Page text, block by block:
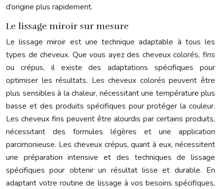
d’origine plus rapidement.
Le lissage miroir sur mesure
Le lissage miroir est une technique adaptable à tous les
types de cheveux. Que vous ayez des cheveux colorés, fins
ou crépus, il existe des adaptations spécifiques pour
optimiser les résultats. Les cheveux colorés peuvent être
plus sensibles à la chaleur, nécessitant une température plus
basse et des produits spécifiques pour protéger la couleur.
Les cheveux fins peuvent être alourdis par certains produits,
nécessitant des formules légères et une application
parcimonieuse. Les cheveux crépus, quant à eux, nécessitent
une préparation intensive et des techniques de lissage
spécifiques pour obtenir un résultat lisse et durable. En
adaptant votre routine de lissage à vos besoins spécifiques,